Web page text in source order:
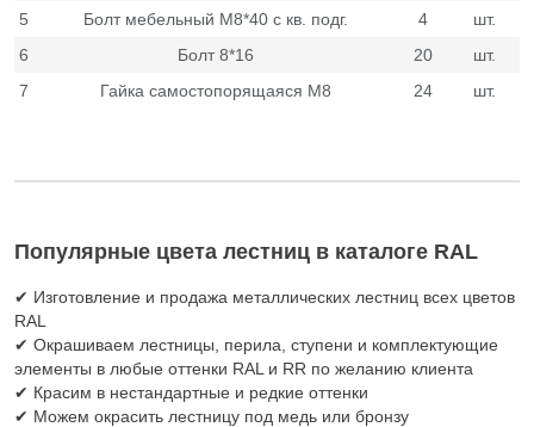
5 Болт мебельный М8*40 с кв. подг. 4
шт.
6
Болт 8*16 20
шт.
7
Гайка самостопорящаяся М8 24 шт.
Популярные цвета лестниц в каталоге RAL
✔ Изготовление и продажа металлических лестниц всех цветов
RAL
✔ Окрашиваем лестницы, перила, ступени и комплектующие
элементы в любые оттенки RAL и RR по желанию клиента
✔ Красим в нестандартные и редкие оттенки
✔ Можем окрасить лестницу под медь или бронзу